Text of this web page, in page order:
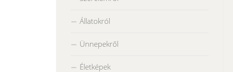
Állatokról
Ünnepekről
Életképek